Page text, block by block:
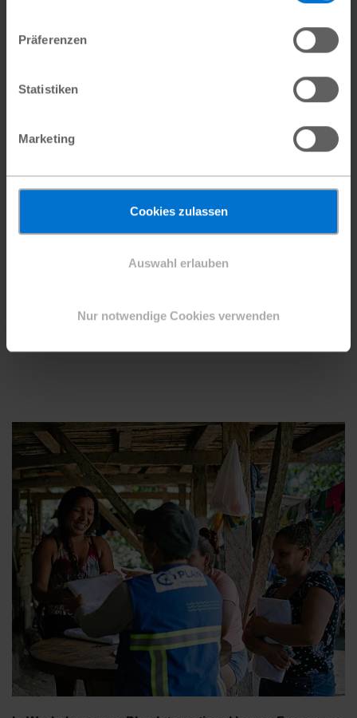
Präferenzen
Statistiken
Marketing
Cookies zulassen
Auswahl erlauben
Nur notwendige Cookies verwenden
„Wir haben gelernt
das Wasser immer
abzukochen –
Schutz unserer
Kinder.“
Yenny,Workshop-Teilnehmerin